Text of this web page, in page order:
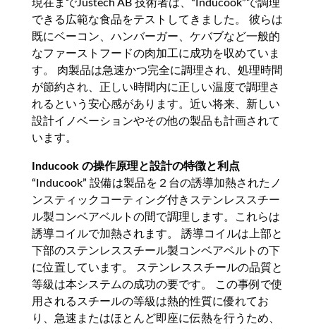
現在までJustech AB 技術者は、“Inducook”で調理
できる広範な食品をテストしてきました。 彼らは
既にベーコン、ハンバーガー、ケバブなど一般的
なファーストフードの肉加工に成功を収めていま
す。 肉製品は急速かつ完全に調理され、処理時間
が節約され、正しい時間内に正しい温度で調理さ
れるという安心感があります。近い将来、新しい
設計イノベーションやその他の製品も計画されて
います。
Inducook の操作原理と設計の特徴と利点
“Inducook” 設備は製品を２台の誘導加熱されたノ
ンスティックコーティング付きステンレススチー
ル製コンベアベルトの間で調理します。これらは
誘導コイルで加熱されます。 誘導コイルは上部と
下部のステンレススチール製コンベアベルトの下
に位置しています。 ステンレススチールの品質と
等級は本システムの成功の要です。 この事例で使
用されるスチールの等級は熱的性質に優れてお
り、急速またはほとんど即座に伝熱を行うため、